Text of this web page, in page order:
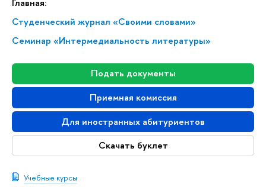
Главная:
Студенческий журнал «Своими словами»
Семинар «Интермедиальность литературы»
Подать документы
Приемная комиссия
Для иностранных абитуриентов
Скачать буклет
Учебные курсы